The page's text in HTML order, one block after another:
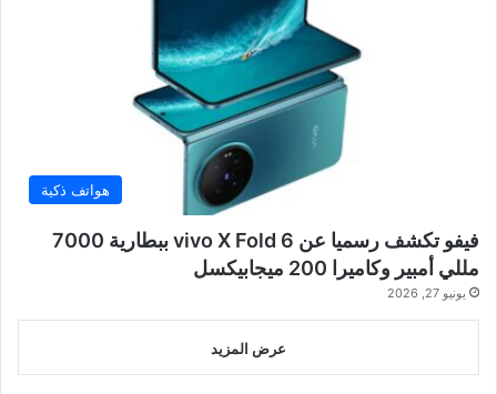
هواتف ذكية
فيفو تكشف رسميا عن vivo X Fold 6 ببطارية 7000
مللي أمبير وكاميرا 200 ميجابيكسل
يونيو 27, 2026
عرض المزيد